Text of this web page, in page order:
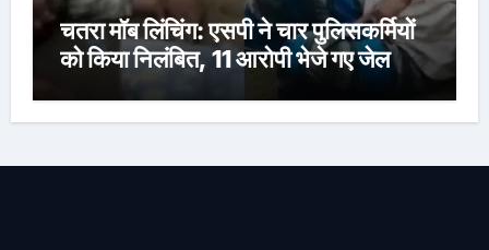
चतरा मॉब लिंचिंग: एसपी ने चार पुलिसकर्मियों
को किया निलंबित, 11 आरोपी भेजे गए जेल